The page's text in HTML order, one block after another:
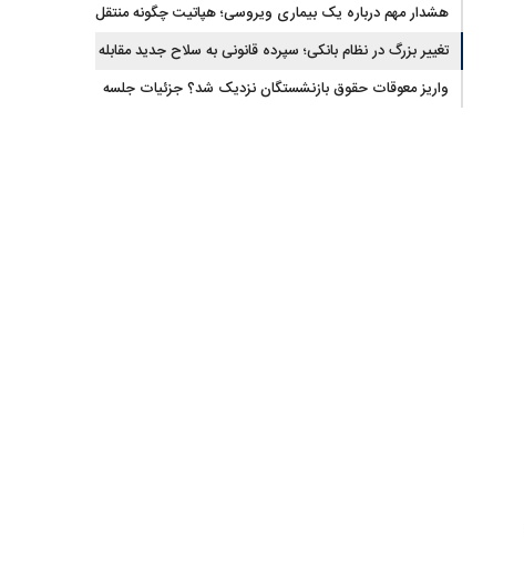
رمزارزی افزایش یافت
هشدار مهم درباره یک بیماری ویروسی؛ هپاتیت چگونه منتقل
می‌شود؟
تغییر بزرگ در نظام بانکی؛ سپرده قانونی به سلاح جدید مقابله
با تورم تبدیل شد
واریز معوقات حقوق بازنشستگان نزدیک شد؟ جزئیات جلسه